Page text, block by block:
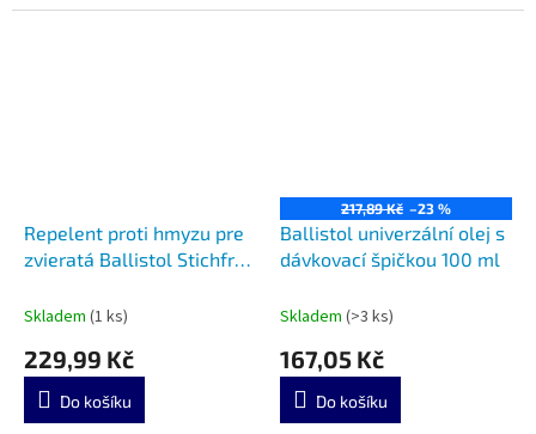
Repelent proti hmyzu pre
zvieratá Ballistol Stichfrei
Skladem (1 ks)
229,99 Kč
Do košíku
217,89 Kč –23 %
Ballistol univerzální olej s
dávkovací špičkou 100 ml
Skladem (>3 ks)
167,05 Kč
Do košíku